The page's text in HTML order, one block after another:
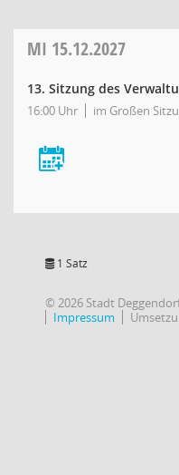
MI 15.12.2027
13. Sitzung des
16:00 Uhr im Großen
1 Satz
© 2026 Stadt
Impressum